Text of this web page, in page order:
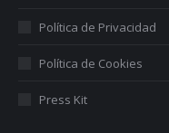
Política de Privacidad
Política de Cookies
Press Kit